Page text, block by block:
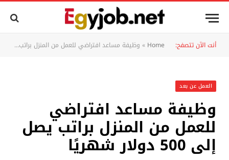
أنت الآن تتصفح: Home
» وظيفة مساعد افتراضي للعمل من المنزل براتب يصل إلى 500 دولار شهريًا
العمل عن بعد
وظيفة مساعد افتراضي
للعمل من المنزل براتب يصل
إلى 500 دولار شهريًا